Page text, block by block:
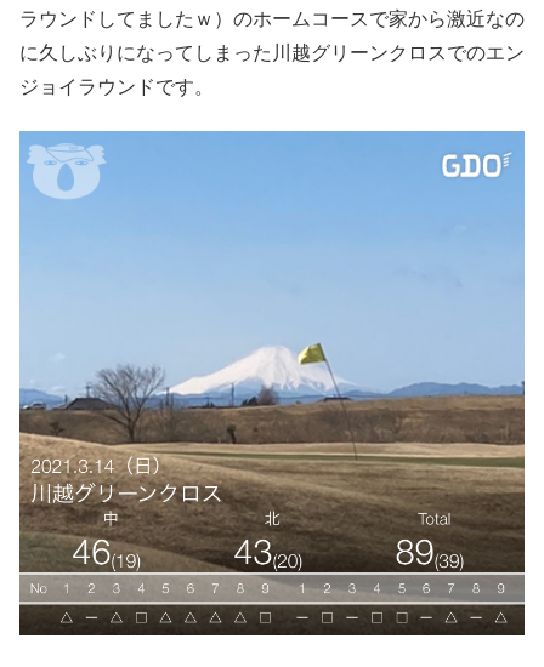
ラウンドしてましたｗ）のホームコースで家から激近なの
に久しぶりになってしまった川越グリーンクロスでのエン
ジョイラウンドです。